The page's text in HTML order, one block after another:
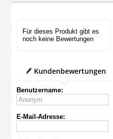
Für dieses Produkt gibt es
noch keine Bewertungen
Kundenbewertungen
Benutzername:
E-Mail-Adresse: